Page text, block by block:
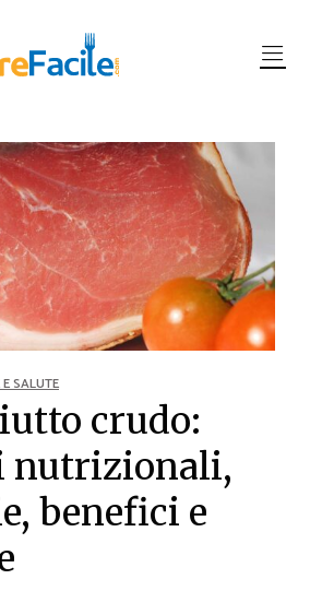
SALUTE
crudo:
nutrizionali,
benefici e